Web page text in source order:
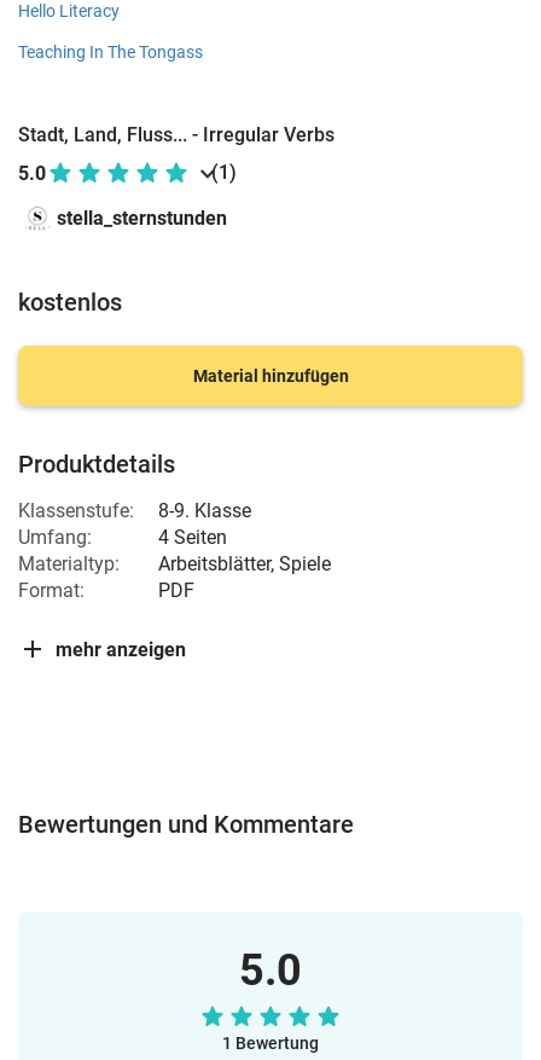
Hello Literacy
Teaching In The Tongass
Stadt, Land, Fluss... - Irregular Verbs
5.0
(1)
stella_sternstunden
kostenlos
Material hinzufügen
Produktdetails
Klassenstufe:
8-9. Klasse
Umfang:
4 Seiten
Materialtyp:
Arbeitsblätter, Spiele
Format:
PDF
mehr anzeigen
Bewertungen und Kommentare
5.0
1 Bewertung